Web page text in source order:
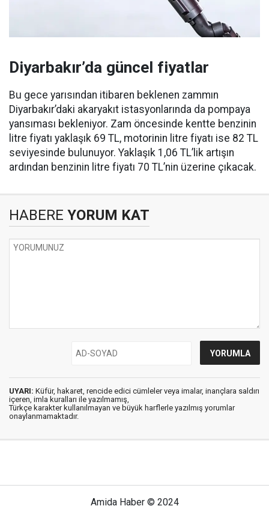
Diyarbakır’da güncel fiyatlar
Bu gece yarısından itibaren beklenen zammın
Diyarbakır’daki akaryakıt istasyonlarında da pompaya
yansıması bekleniyor. Zam öncesinde kentte benzinin
litre fiyatı yaklaşık 69 TL, motorinin litre fiyatı ise 82 TL
seviyesinde bulunuyor. Yaklaşık 1,06 TL’lik artışın
ardından benzinin litre fiyatı 70 TL’nin üzerine çıkacak.
HABERE YORUM KAT
UYARI: Küfür, hakaret, rencide edici cümleler veya imalar, inançlara saldırı
içeren, imla kuralları ile yazılmamış,
Türkçe karakter kullanılmayan ve büyük harflerle yazılmış yorumlar
onaylanmamaktadır.
Amida Haber © 2024